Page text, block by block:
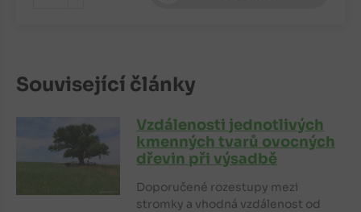
Související články
Vzdálenosti jednotlivých
kmenných tvarů ovocných
dřevin při výsadbě
Doporučené rozestupy mezi
stromky a vhodná vzdálenost od